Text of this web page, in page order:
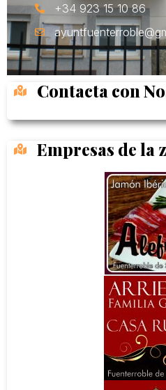
+34 923 15 10 86
Contacta con
Empresas de la